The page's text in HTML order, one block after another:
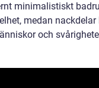
minimalistiskt
medan
och